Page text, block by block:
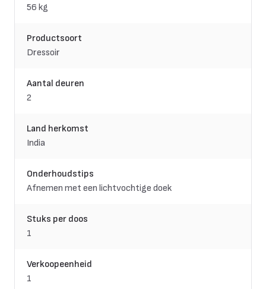
56 kg
Productsoort
Dressoir
Aantal deuren
2
Land herkomst
India
Onderhoudstips
Afnemen met een lichtvochtige doek
Stuks per doos
1
Verkoopeenheid
1